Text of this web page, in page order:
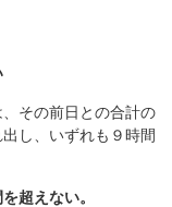
、その前日との合計の
し、いずれも９時間
超えない。